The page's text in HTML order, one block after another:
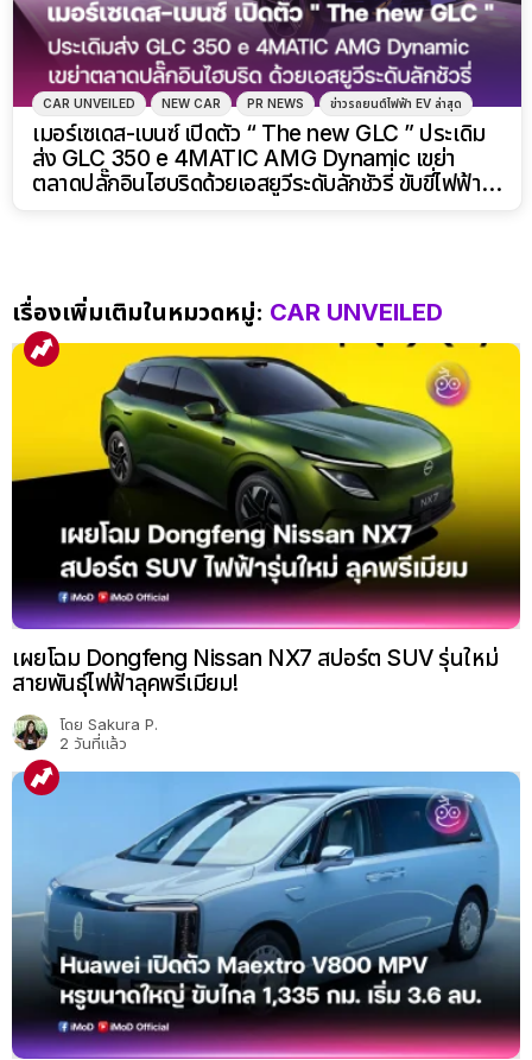
CAR UNVEILED NEW CAR PR NEWS ข่าวรถยนต์ไฟฟ้า EV ล่าสุด
เมอร์เซเดส-เบนซ์ เปิดตัว “ The new GLC ” ประเดิม
ส่ง GLC 350 e 4MATIC AMG Dynamic เขย่า
ตลาดปลั๊กอินไฮบริดด้วยเอสยูวีระดับลักชัวรี่ ขับขี่ไฟฟ้าได้
เรื่องเพิ่มเติมในหมวดหมู่: CAR UNVEILED
เผยโฉม Dongfeng Nissan NX7 สปอร์ต SUV รุ่นใหม่
สายพันธุ์ไฟฟ้าลุคพรีเมียม!
โดย Sakura P.
2 วันที่แล้ว